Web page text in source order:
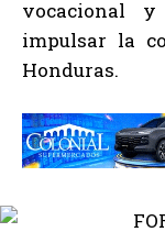
vocacional
impulsar la
Honduras.